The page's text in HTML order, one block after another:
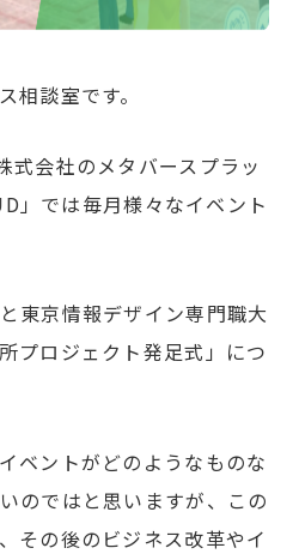
相談室です。
会社のメタバースプラッ
」では毎月様々なイベント
東京情報デザイン専門職大
プロジェクト発足式」につ
ベントがどのようなものな
のではと思いますが、この
その後のビジネス改革やイ